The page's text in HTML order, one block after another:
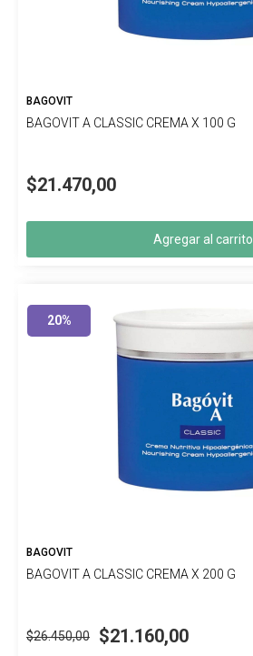
BAGOVIT
BAGOVIT A CLASSIC CREMA X 100 G
$21.470,00
Agregar al carrito
20%
BAGOVIT
BAGOVIT A CLASSIC CREMA X 200 G
$26.450,00 $21.160,00